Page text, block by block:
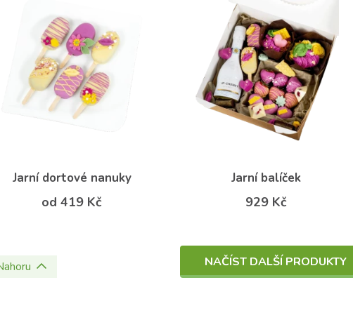
Jarní dortové nanuky
od 419 Kč
Jarní balíček
929 Kč
NAČÍST DALŠÍ PRODUKTY